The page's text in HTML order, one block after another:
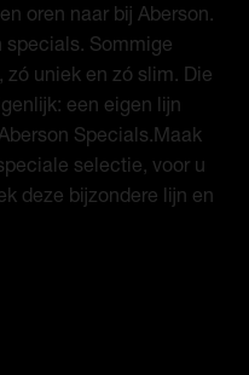
oren naar bij Aberson.
specials. Sommige
uniek en zó slim. Die
een eigen lijn
Specials.Maak
selectie, voor u
deze bijzondere lijn en